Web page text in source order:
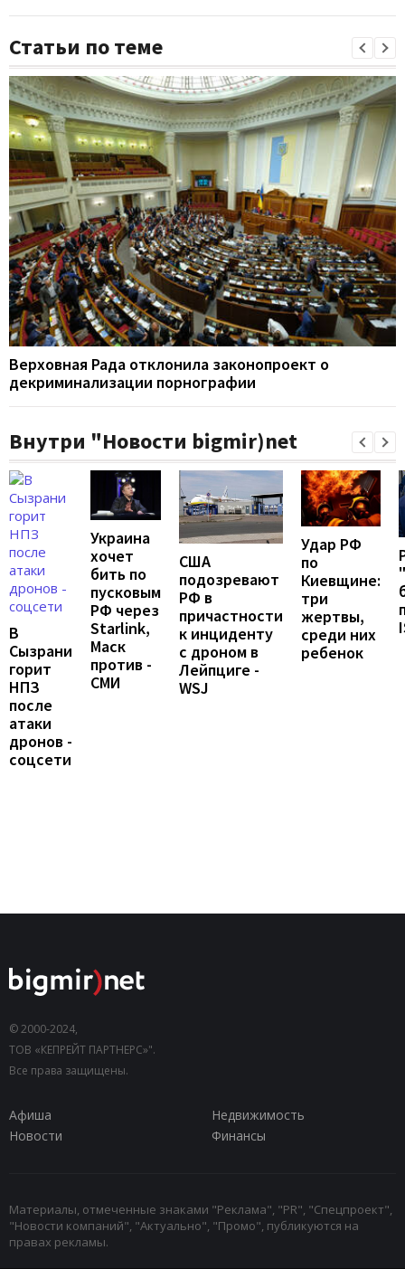
Статьи по теме
Верховная Рада отклонила законопроект о
декриминализации порнографии
Внутри "Новости bigmir)net
В
Сызрани
горит
НПЗ
после
атаки
дронов -
соцсети
Украина
хочет
бить по
пусковым
РФ через
Starlink,
Маск
против -
СМИ
США
подозревают
РФ в
причастности
к инциденту
с дроном в
Лейпциге -
WSJ
Удар РФ
по
Киевщине:
три
жертвы,
среди них
ребенок
© 2000-2024,
ТОВ «КЕПРЕЙТ ПАРТНЕРС»".
Все права защищены.
Афиша
Недвижимость
Новости
Финансы
Материалы, отмеченные знаками "Реклама", "PR", "Спецпроект",
"Новости компаний", "Актуально", "Промо", публикуются на
правах рекламы.